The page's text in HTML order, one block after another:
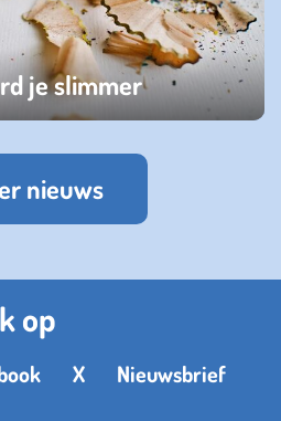
je slimmer
nieuws
op
X Nieuwsbrief